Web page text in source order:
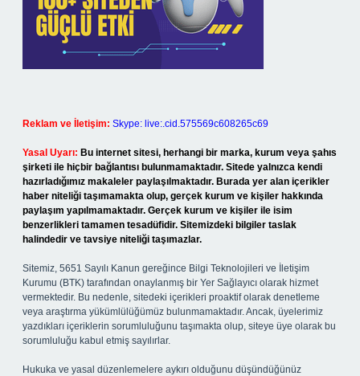
Reklam ve İletişim: Skype: live:.cid.575569c608265c69
Yasal Uyarı: Bu internet sitesi, herhangi bir marka, kurum veya şahıs
şirketi ile hiçbir bağlantısı bulunmamaktadır. Sitede yalnızca kendi
hazırladığımız makaleler paylaşılmaktadır. Burada yer alan içerikler
haber niteliği taşımamakta olup, gerçek kurum ve kişiler hakkında
paylaşım yapılmamaktadır. Gerçek kurum ve kişiler ile isim
benzerlikleri tamamen tesadüfidir. Sitemizdeki bilgiler taslak
halindedir ve tavsiye niteliği taşımazlar.
Sitemiz, 5651 Sayılı Kanun gereğince Bilgi Teknolojileri ve İletişim
Kurumu (BTK) tarafından onaylanmış bir Yer Sağlayıcı olarak hizmet
vermektedir. Bu nedenle, sitedeki içerikleri proaktif olarak denetleme
veya araştırma yükümlülüğümüz bulunmamaktadır. Ancak, üyelerimiz
yazdıkları içeriklerin sorumluluğunu taşımakta olup, siteye üye olarak bu
sorumluluğu kabul etmiş sayılırlar.
Hukuka ve yasal düzenlemelere aykırı olduğunu düşündüğünüz